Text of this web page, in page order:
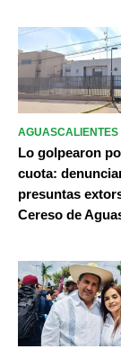
AGUASCALIENTES
Lo golpearon
cuota:
presuntas
Cereso de